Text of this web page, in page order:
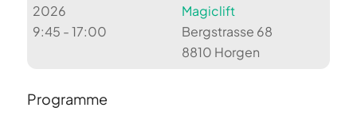
2026
9:45 - 17:00
Magiclift
Bergstrasse 68
8810 Horgen
Programme